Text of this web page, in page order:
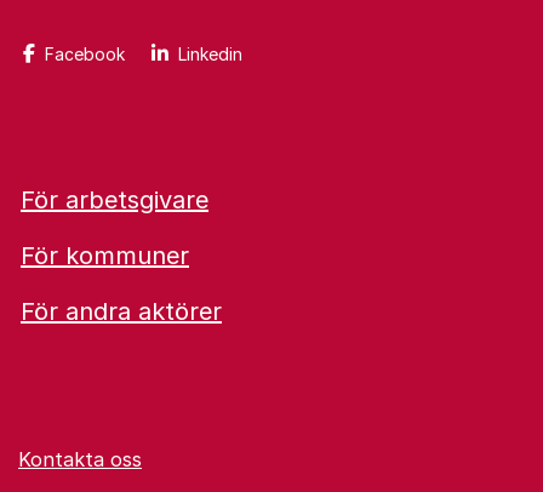
Facebook Linkedin
För arbetsgivare
För kommuner
För andra aktörer
Kontakta oss